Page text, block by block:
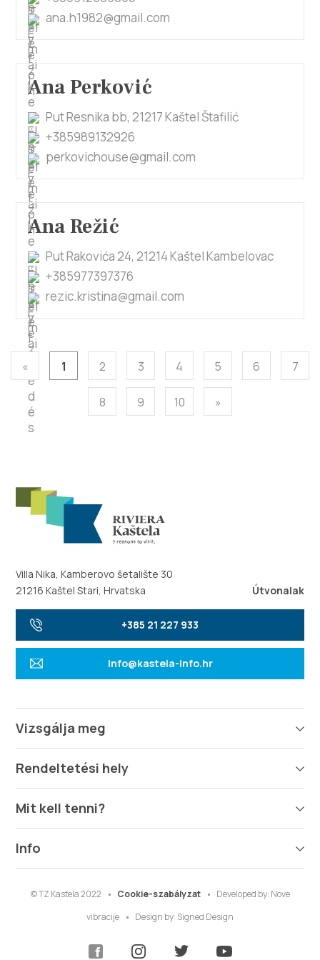
ana.h1982@gmail.com
Ana Perković
Put Resnika bb, 21217 Kaštel Štafilić
+385989132926
perkovichouse@gmail.com
Ana Režić
Put Rakovića 24, 21214 Kaštel Kambelovac
+385977397376
rezic.kristina@gmail.com
« 1 2 3 4 5 6 7
8 9 10 »
Villa Nika, Kamberovo šetalište 30
21216 Kaštel Stari, Hrvatska
Útvonalak
+385 21 227 933
info@kastela-info.hr
Vizsgálja meg
Rendeltetési hely
Mit kell tenni?
Info
© TZ Kastela 2022 Cookie-szabályzat Developed by: Nove
vibracije
Design by: Signed Design